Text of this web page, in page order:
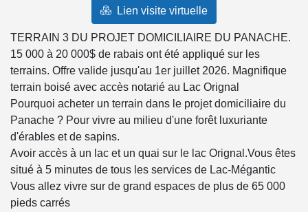
Lien visite virtuelle
TERRAIN 3 DU PROJET DOMICILIAIRE DU PANACHE.
15 000 à 20 000$ de rabais ont été appliqué sur les
terrains. Offre valide jusqu'au 1er juillet 2026. Magnifique
terrain boisé avec accès notarié au Lac Orignal
Pourquoi acheter un terrain dans le projet domiciliaire du
Panache ? Pour vivre au milieu d'une forêt luxuriante
d'érables et de sapins.
Avoir accès à un lac et un quai sur le lac Orignal.Vous êtes
situé à 5 minutes de tous les services de Lac-Mégantic
Vous allez vivre sur de grand espaces de plus de 65 000
pieds carrés